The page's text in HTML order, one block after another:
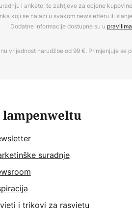
i ankete, te zahtjeve za ocjene
koji se nalazi u svakom newsletteru ili
Dodatne informacije dostupne su u
vrijednost narudžbe od 99 €. Primjenjuje se
lampenweltu
suradnje
i trikovi za rasvjetu